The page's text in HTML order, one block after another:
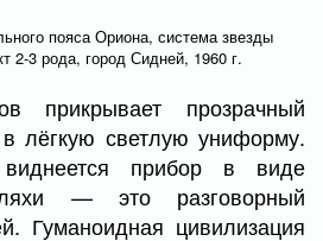
пояса Ориона, система звезды
2-3 рода, город Сидней, 1960 г.
прикрывает прозрачный
лёгкую светлую униформу.
прибор в виде
— это разговорный
Гуманоидная цивилизация